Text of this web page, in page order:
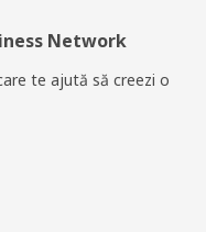
Network
te ajută să creezi o